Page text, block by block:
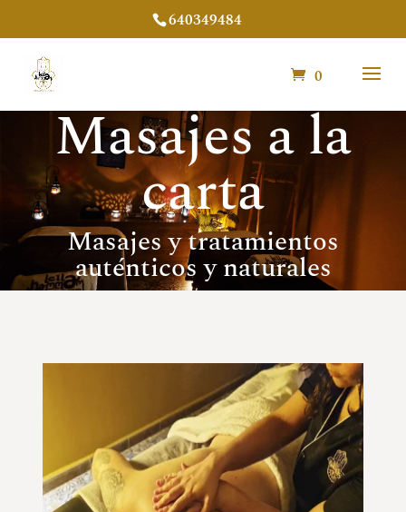
640349484
0
Masajes a la
carta
Masajes y tratamientos
auténticos y naturales